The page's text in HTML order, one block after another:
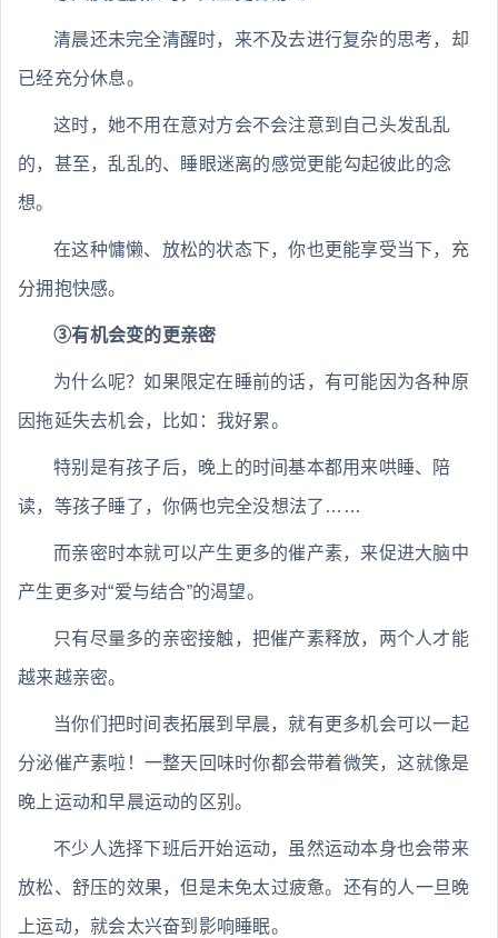
清晨还未完全清醒时，来不及去进行复杂的思考，却
已经充分休息。
这时，她不用在意对方会不会注意到自己头发乱乱
的，甚至，乱乱的、睡眼迷离的感觉更能勾起彼此的念
想。
在这种慵懒、放松的状态下，你也更能享受当下，充
分拥抱快感。
③有机会变的更亲密
为什么呢？如果限定在睡前的话，有可能因为各种原
因拖延失去机会，比如：我好累。
特别是有孩子后，晚上的时间基本都用来哄睡、陪
读，等孩子睡了，你俩也完全没想法了……
而亲密时本就可以产生更多的催产素，来促进大脑中
产生更多对“爱与结合”的渴望。
只有尽量多的亲密接触，把催产素释放，两个人才能
越来越亲密。
当你们把时间表拓展到早晨，就有更多机会可以一起
分泌催产素啦！一整天回味时你都会带着微笑，这就像是
晚上运动和早晨运动的区别。
不少人选择下班后开始运动，虽然运动本身也会带来
放松、舒压的效果，但是未免太过疲惫。还有的人一旦晚
上运动，就会太兴奋到影响睡眠。